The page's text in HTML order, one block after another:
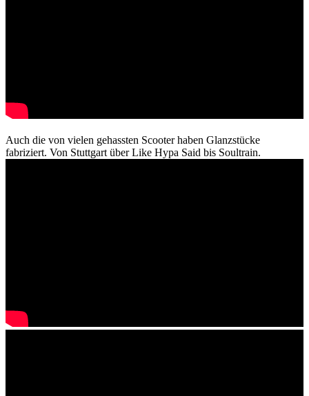
Auch die von vielen gehassten Scooter haben Glanzstücke
fabriziert. Von Stuttgart über Like Hypa Said bis Soultrain.